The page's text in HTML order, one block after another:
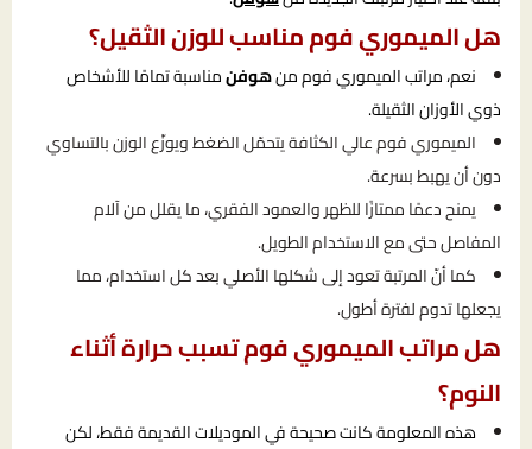
هل الميموري فوم مناسب للوزن الثقيل؟
نعم، مراتب الميموري فوم منهوفنمناسبة تمامًا للأشخاص
ذوي الأوزان الثقيلة.
الميموري فوم عالي الكثافة يتحمّل الضغط ويوزّع الوزن بالتساوي
دون أن يهبط بسرعة.
يمنح دعمًا ممتازًا للظهر والعمود الفقري، ما يقلل من آلام
المفاصل حتى مع الاستخدام الطويل.
كما أنّ المرتبة تعود إلى شكلها الأصلي بعد كل استخدام، مما
يجعلها تدوم لفترة أطول.
هل مراتب الميموري فوم تسبب حرارة أثناء
النوم؟
هذه المعلومة كانت صحيحة في الموديلات القديمة فقط، لكن